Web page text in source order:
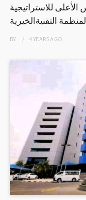
للاستراتيجية
التقنيةالخيرية
BY 4 YEARSAGO